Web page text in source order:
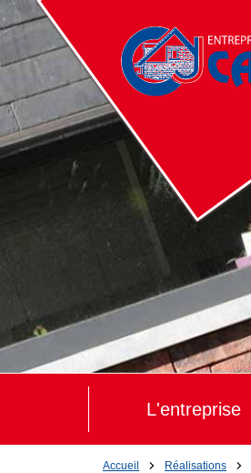
L'entreprise
Accueil Réalisations